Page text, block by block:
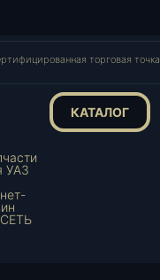
торговая точка
КАТАЛОГ